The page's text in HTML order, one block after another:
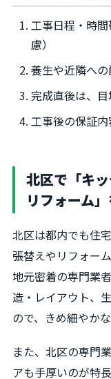
工事日程・時
慮）
養生や近隣へ
完成直後は、
工事後の保証
北区で「キ
リフォーム
北区は都内でも住
張替えやリフォー
地元密着の専門業
造・レイアウト、
ので、きめ細やか
また、北区の専門
アも手厚いのが特長